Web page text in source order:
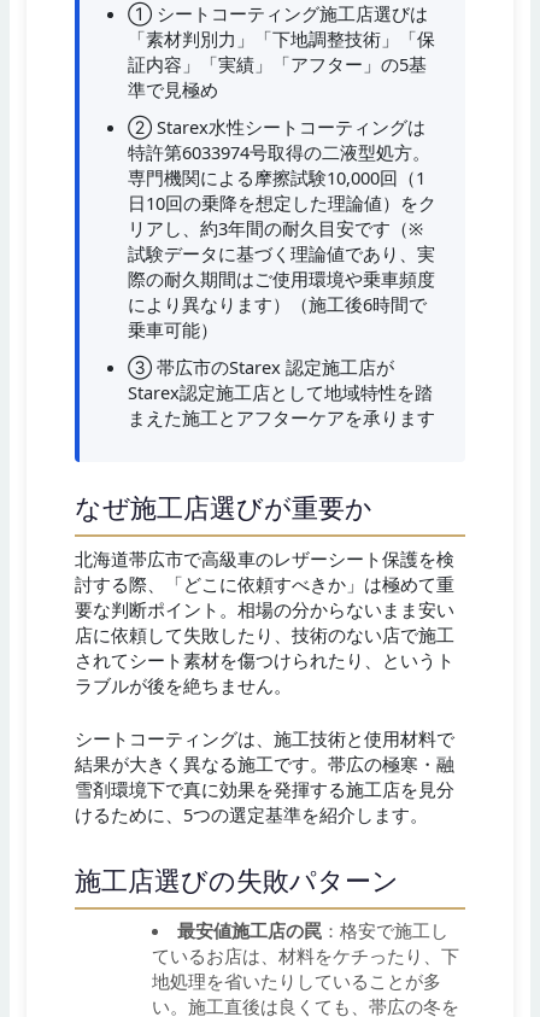
① シートコーティング施工店選びは
「素材判別力」「下地調整技術」「保
証内容」「実績」「アフター」の5基
準で見極め
② Starex水性シートコーティングは
特許第6033974号取得の二液型処方。
専門機関による摩擦試験10,000回（1
日10回の乗降を想定した理論値）をク
リアし、約3年間の耐久目安です（※
試験データに基づく理論値であり、実
際の耐久期間はご使用環境や乗車頻度
により異なります）（施工後6時間で
乗車可能）
③ 帯広市のStarex 認定施工店が
Starex認定施工店として地域特性を踏
まえた施工とアフターケアを承ります
なぜ施工店選びが重要か
北海道帯広市で高級車のレザーシート保護を検
討する際、「どこに依頼すべきか」は極めて重
要な判断ポイント。相場の分からないまま安い
店に依頼して失敗したり、技術のない店で施工
されてシート素材を傷つけられたり、というト
ラブルが後を絶ちません。
シートコーティングは、施工技術と使用材料で
結果が大きく異なる施工です。帯広の極寒・融
雪剤環境下で真に効果を発揮する施工店を見分
けるために、5つの選定基準を紹介します。
施工店選びの失敗パターン
最安値施工店の罠：格安で施工し
ているお店は、材料をケチったり、下
地処理を省いたりしていることが多
い。施工直後は良くても、帯広の冬を